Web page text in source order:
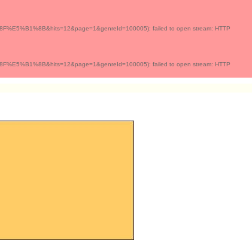
failed to open stream: HTTP
failed to open stream: HTTP